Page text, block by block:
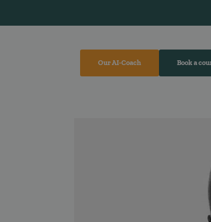
Our AI-Coach Book a